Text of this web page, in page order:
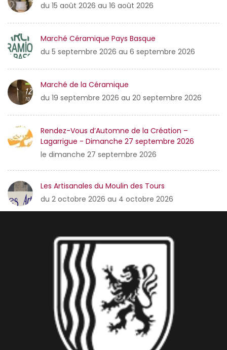
du 15 août 2026 au 16 août 2026
Marché Céramique Pays Basque
du 5 septembre 2026 au 6 septembre 2026
Marché de la Céramique
du 19 septembre 2026 au 20 septembre 2026
Rendez-Vous d’Automne de la Création –
Lagarrigue - Dimanche 27 septembre 2026
le dimanche 27 septembre 2026
Les Artisanales du Moulin des Tours
du 2 octobre 2026 au 4 octobre 2026